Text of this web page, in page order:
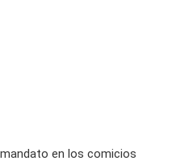
en los comicios